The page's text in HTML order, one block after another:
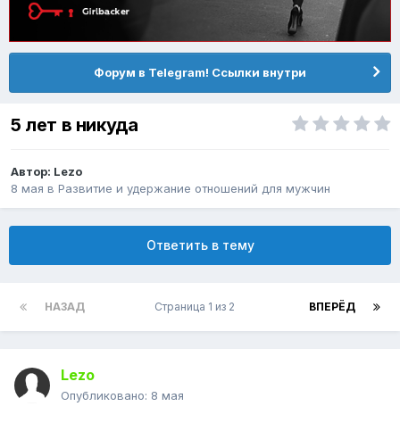
Форум в Telegram! Ссылки внутри
5 лет в никуда
Автор: Lezo
8 мая в Pазвитие и удержание отношений для мужчин
Ответить в тему
НАЗАД ВПЕРЁД
Страница 1 из 2
Lezo
Опубликовано: 8 мая